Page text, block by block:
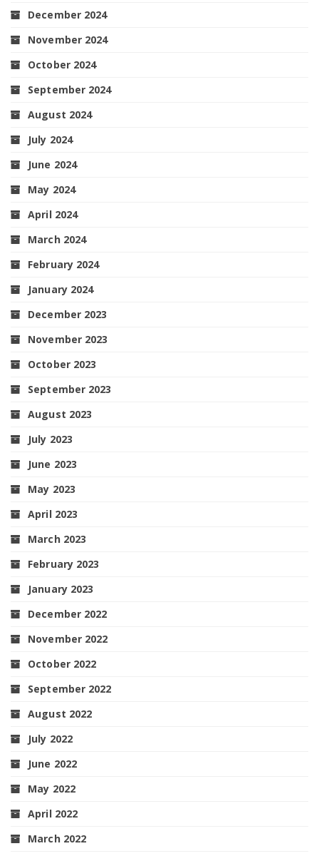
December 2024
November 2024
October 2024
September 2024
August 2024
July 2024
June 2024
May 2024
April 2024
March 2024
February 2024
January 2024
December 2023
November 2023
October 2023
September 2023
August 2023
July 2023
June 2023
May 2023
April 2023
March 2023
February 2023
January 2023
December 2022
November 2022
October 2022
September 2022
August 2022
July 2022
June 2022
May 2022
April 2022
March 2022